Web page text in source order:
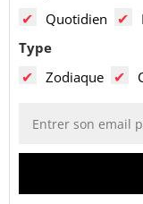
Quotidien
Type
Zodiaque